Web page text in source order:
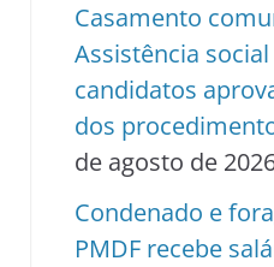
Casamento
Assistência
candidatos
dos
de agosto de
Condenado e
PMDF recebe